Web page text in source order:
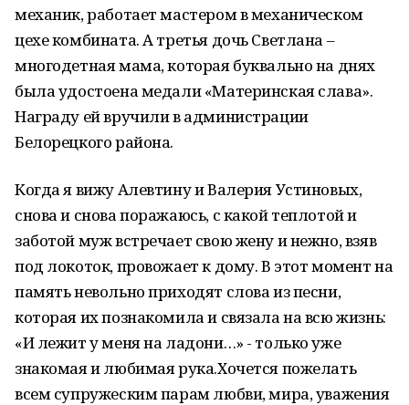
механик, работает мастером в механическом
цехе комбината. А третья дочь Светлана –
многодетная мама, которая буквально на днях
была удостоена медали «Материнская слава».
Награду ей вручили в администрации
Белорецкого района.
Когда я вижу Алевтину и Валерия Устиновых,
снова и снова поражаюсь, с какой теплотой и
заботой муж встречает свою жену и нежно, взяв
под локоток, провожает к дому. В этот момент на
память невольно приходят слова из песни,
которая их познакомила и связала на всю жизнь:
«И лежит у меня на ладони…» - только уже
знакомая и любимая рука.Хочется пожелать
всем супружеским парам любви, мира, уважения